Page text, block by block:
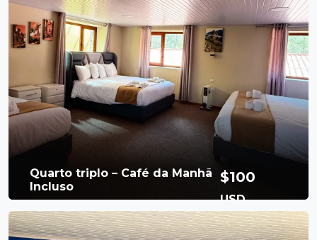
queen-size
1 Persons
1 cama queen size
Free Wi-Fi
Chuveiro quente
Café da manhã
incluso
Booking Now
Quarto triplo – Café da Manhã
Incluso
$100
USD
Per Night